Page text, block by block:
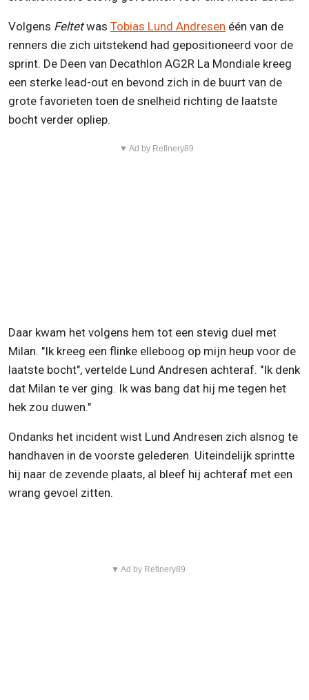
Volgens Feltetwas Tobias Lund Andresen één van de
renners die zich uitstekend had gepositioneerd voor de
sprint. De Deen van Decathlon AG2R La Mondiale kreeg
een sterke lead-out en bevond zich in de buurt van de
grote favorieten toen de snelheid richting de laatste
bocht verder opliep.
▼ Ad by Refinery89
Daar kwam het volgens hem tot een stevig duel met
Milan. "Ik kreeg een flinke elleboog op mijn heup voor de
laatste bocht", vertelde Lund Andresen achteraf. "Ik denk
dat Milan te ver ging. Ik was bang dat hij me tegen het
hek zou duwen."
Ondanks het incident wist Lund Andresen zich alsnog te
handhaven in de voorste gelederen. Uiteindelijk sprintte
hij naar de zevende plaats, al bleef hij achteraf met een
wrang gevoel zitten.
▼ Ad by Refinery89